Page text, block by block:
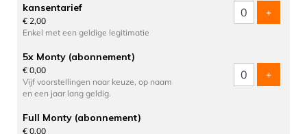
kansentarief
€ 2,00
Enkel met een geldige legitimatie
+voeg
5x Monty (abonnement)
€ 0,00
Vijf voorstellingen naar keuze, op naam
en een jaar lang geldig.
+voeg
Full Monty (abonnement)
€ 0,00